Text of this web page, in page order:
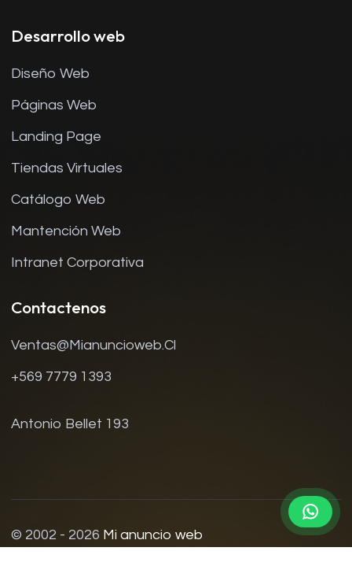
Desarrollo web
Diseño Web
Páginas Web
Landing Page
Tiendas Virtuales
Catálogo Web
Mantención Web
Intranet Corporativa
Contactenos
Ventas@mianuncioweb.cl
+569 7779 1393
Antonio Bellet 193
© 2002 - 2026 Mi anuncio web